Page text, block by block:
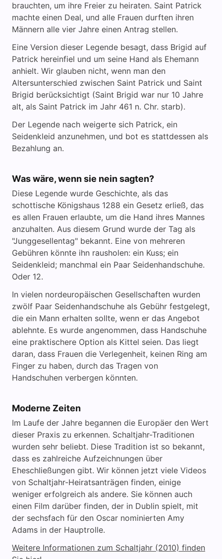
brauchten, um ihre Freier zu heiraten. Saint Patrick
machte einen Deal, und alle Frauen durften ihren
Männern alle vier Jahre einen Antrag stellen.
Eine Version dieser Legende besagt, dass Brigid auf
Patrick hereinfiel und um seine Hand als Ehemann
anhielt. Wir glauben nicht, wenn man den
Altersunterschied zwischen Saint Patrick und Saint
Brigid berücksichtigt (Saint Brigid war nur 10 Jahre
alt, als Saint Patrick im Jahr 461 n. Chr. starb).
Der Legende nach weigerte sich Patrick, ein
Seidenkleid anzunehmen, und bot es stattdessen als
Bezahlung an.
Was wäre, wenn sie nein sagten?
Diese Legende wurde Geschichte, als das
schottische Königshaus 1288 ein Gesetz erließ, das
es allen Frauen erlaubte, um die Hand ihres Mannes
anzuhalten. Aus diesem Grund wurde der Tag als
"Junggesellentag" bekannt. Eine von mehreren
Gebühren könnte ihn rausholen: ein Kuss; ein
Seidenkleid; manchmal ein Paar Seidenhandschuhe.
Oder 12.
In vielen nordeuropäischen Gesellschaften wurden
zwölf Paar Seidenhandschuhe als Gebühr festgelegt,
die ein Mann erhalten sollte, wenn er das Angebot
ablehnte. Es wurde angenommen, dass Handschuhe
eine praktischere Option als Kittel seien. Das liegt
daran, dass Frauen die Verlegenheit, keinen Ring am
Finger zu haben, durch das Tragen von
Handschuhen verbergen könnten.
Moderne Zeiten
Im Laufe der Jahre begannen die Europäer den Wert
dieser Praxis zu erkennen. Schaltjahr-Traditionen
wurden sehr beliebt. Diese Tradition ist so bekannt,
dass es zahlreiche Aufzeichnungen über
Eheschließungen gibt. Wir können jetzt viele Videos
von Schaltjahr-Heiratsanträgen finden, einige
weniger erfolgreich als andere. Sie können auch
einen Film darüber finden, der in Dublin spielt, mit
der sechsfach für den Oscar nominierten Amy
Adams in der Hauptrolle.
Weitere Informationen zum Schaltjahr (2010) finden